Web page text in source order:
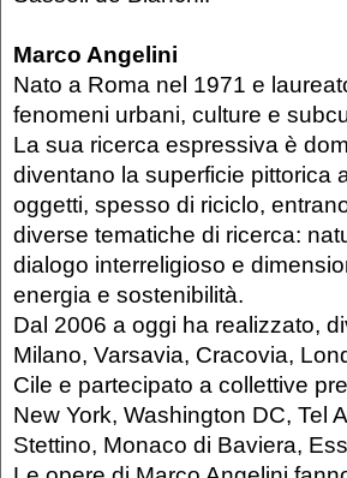
Marco Angelini
Nato a Roma nel 1971 e
fenomeni urbani, culture e
La sua ricerca espressiva è
diventano la superficie pittorica
oggetti, spesso di riciclo,
diverse tematiche di ricerca:
dialogo interreligioso e
energia e sostenibilità.
Dal 2006 a oggi ha realizzato,
Milano, Varsavia, Cracovia,
Cile e partecipato a collettive
New York, Washington DC, Tel
Stettino, Monaco di Baviera,